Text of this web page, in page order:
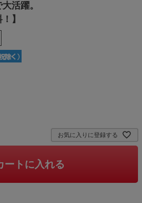
活躍。
】
お気に入りに登録する
ートに入れる